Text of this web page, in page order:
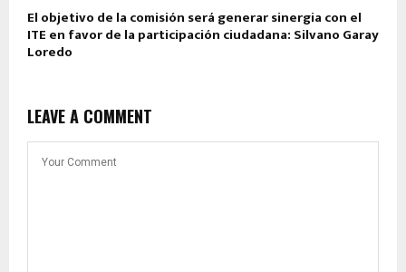
El objetivo de la comisión será generar sinergia con el
ITE en favor de la participación ciudadana: Silvano Garay
Loredo
LEAVE A COMMENT